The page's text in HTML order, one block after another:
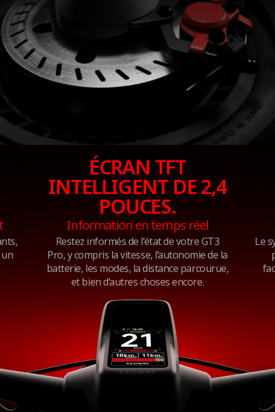
ÉCRAN TFT
INTELLIGENT DE 2,4
POUCES.
Information en temps réel
Restez informés de l'état de votre GT3
Pro, y compris la vitesse, l'autonomie de la
batterie, les modes, la distance parcourue,
et bien d'autres choses encore.
Le